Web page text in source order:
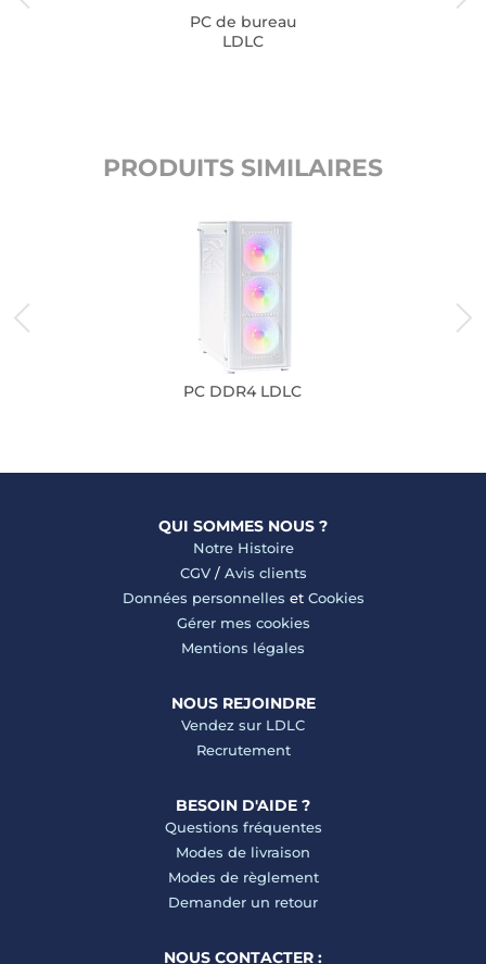
PC de bureau
LDLC
PRODUITS SIMILAIRES
PC DDR4 LDLC
QUI SOMMES NOUS ?
Notre Histoire
CGV/ Avis clients
Données personnelles et Cookies
Gérer mes cookies
Mentions légales
NOUS REJOINDRE
Vendez sur LDLC
Recrutement
BESOIN D'AIDE ?
Questions fréquentes
Modes de livraison
Modes de règlement
Demander un retour
NOUS CONTACTER :